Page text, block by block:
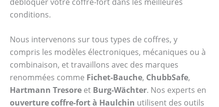
conditions.
Nous intervenons sur tous types de coffres, y
compris les modèles électroniques, mécaniques ou à
combinaison, et travaillons avec des marques
renommées comme Fichet-Bauche, ChubbSafe,
Hartmann Tresore et Burg-Wächter. Nos experts en
ouverture coffre-fort à Haulchin utilisent des outils